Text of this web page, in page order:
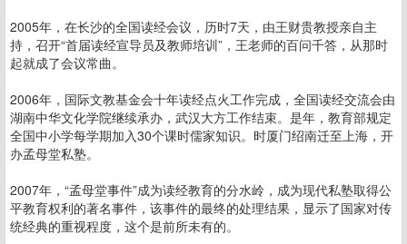
2005年，在长沙的全国读经会议，历时7天，由王财贵教授亲自主
持，召开“首届读经宣导员及教师培训”，王老师的百问千答，从那时
起就成了会议常曲。
2006年，国际文教基金会十年读经点火工作完成，全国读经交流会由
湖南中华文化学院继续承办，武汉大方工作结束。是年，教育部规定
全国中小学每学期加入30个课时儒家知识。时厦门绍南迁至上海，开
办孟母堂私塾。
2007年，“孟母堂事件”成为读经教育的分水岭，成为现代私塾取得公
平教育权利的著名事件，该事件的最终的处理结果，显示了国家对传
统经典的重视程度，这个是前所未有的。